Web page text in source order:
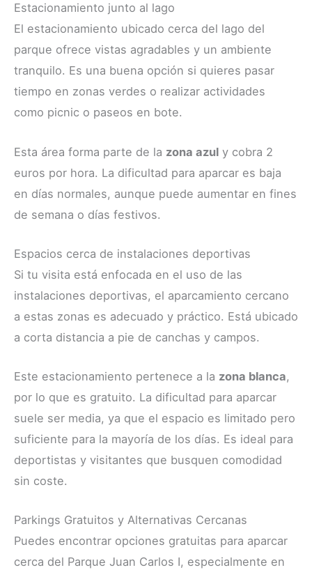
Estacionamiento junto al lago
El estacionamiento ubicado cerca del lago del
parque ofrece vistas agradables y un ambiente
tranquilo. Es una buena opción si quieres pasar
tiempo en zonas verdes o realizar actividades
como picnic o paseos en bote.
Esta área forma parte de la zona azul y cobra 2
euros por hora. La dificultad para aparcar es baja
en días normales, aunque puede aumentar en fines
de semana o días festivos.
Espacios cerca de instalaciones deportivas
Si tu visita está enfocada en el uso de las
instalaciones deportivas, el aparcamiento cercano
a estas zonas es adecuado y práctico. Está ubicado
a corta distancia a pie de canchas y campos.
Este estacionamiento pertenece a la zona blanca,
por lo que es gratuito. La dificultad para aparcar
suele ser media, ya que el espacio es limitado pero
suficiente para la mayoría de los días. Es ideal para
deportistas y visitantes que busquen comodidad
sin coste.
Parkings Gratuitos y Alternativas Cercanas
Puedes encontrar opciones gratuitas para aparcar
cerca del Parque Juan Carlos I, especialmente en